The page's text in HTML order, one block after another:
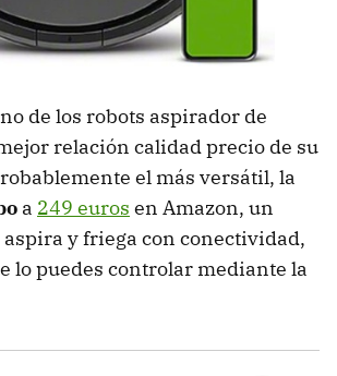
de los robots aspirador de
relación calidad precio de su
el más versátil, la
a 249 euros en Amazon, un
aspira y friega con conectividad,
lo puedes controlar mediante la